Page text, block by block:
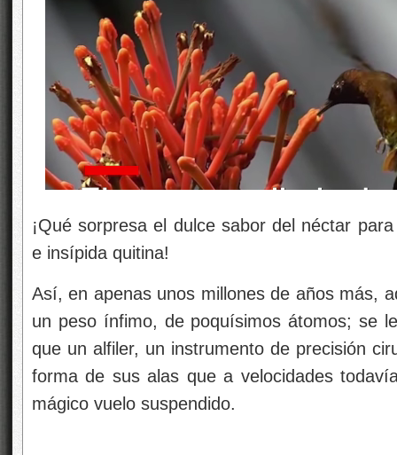
¡Qué sorpresa el dulce sabor del néctar
e insípida quitina!
Así, en apenas unos millones de años más,
un peso ínfimo, de poquísimos átomos; se
que un alfiler, un instrumento de precisión
forma de sus alas que a velocidades
mágico vuelo suspendido.